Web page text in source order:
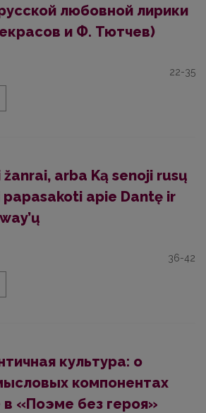
любовной лирики
и Ф. Тютчев)
22-35
arba Ką senoji rusų
apie Dantę ir
36-42
культура: о
компонентах
«Поэме без героя»